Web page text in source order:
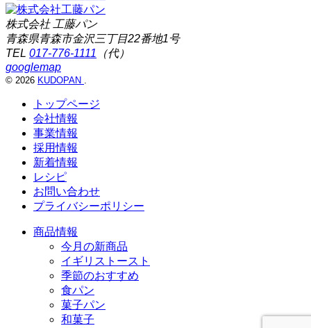
株式会社 工藤パン
青森県青森市金沢三丁目22番地1号
TEL 017-776-1111 （代）
googlemap
© 2026 KUDOPAN .
トップページ
会社情報
事業情報
採用情報
新着情報
レシピ
お問い合わせ
プライバシーポリシー
商品情報
今月の新商品
イギリストースト
季節のおすすめ
食パン
菓子パン
和菓子